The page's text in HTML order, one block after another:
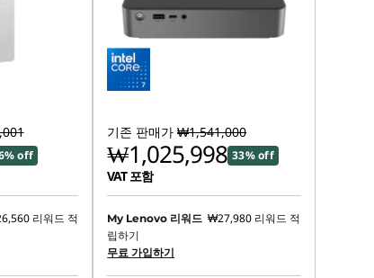
off
리워드 적
기존 판매가 ₩1,541,000
₩1,025,998 33% off
VAT 포함
My Lenovo 리워드 ₩27,980 리워드 적
립하기
무료 가입하기